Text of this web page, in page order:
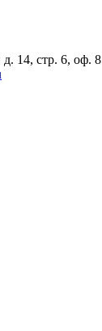
д. 14, стр. 6, оф. 8